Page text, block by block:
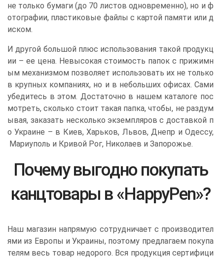
не только бумаги (до 70 листов одновременно), но и ф
отографии, пластиковые файлы с картой памяти или д
иском.
И другой большой плюс использования такой продукц
ии – ее цена. Невысокая стоимость папок с прижимн
ым механизмом позволяет использовать их не только
в крупных компаниях, но и в небольших офисах. Сами
убедитесь в этом. Достаточно в нашем каталоге пос
мотреть, сколько стоит такая папка, чтобы, не раздум
ывая, заказать несколько экземпляров с доставкой п
о Украине – в Киев, Харьков, Львов, Днепр и Одессу,
Мариуполь и Кривой Рог, Николаев и Запорожье.
Почему выгодно покупать
канцтовары в «HappyPen»?
Наш магазин напрямую сотрудничает с производител
ями из Европы и Украины, поэтому предлагаем покупа
телям весь товар недорого. Вся продукция сертифици